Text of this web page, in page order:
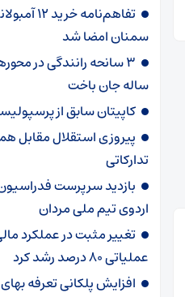
سمنان امضا شد
ساله جان باخت
کاپیتان سابق از
پیروزی استقلال مقابل
تدارکاتی
بازدید سرپرست
اردوی تیم ملی مردان
تغییر مثبت در عملکرد
عملیاتی ۸۰ درصد رشد کرد
افزایش پلکانی تعرفه